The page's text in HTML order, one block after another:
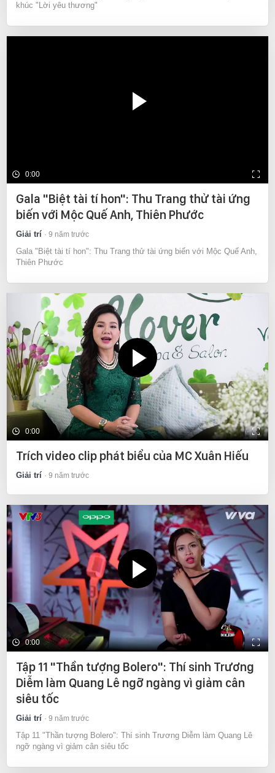
khúc "Lời yêu thương"
0:00
Gala "Biệt tài tí hon": Thu Trang thử tài ứng
biến với Mộc Quế Anh, Thiên Phước
Giải trí 9 năm trước
Gala "Biệt tài tí hon": Thu Trang thử tài ứng biến với Mộc Quế Anh,
Thiên Phước
0:00
Trích video clip phát biểu của MC Xuân Hiếu
Giải trí 9 năm trước
0:00
Tập 11 "Thần tượng Bolero": Thí sinh Trương
Diễm làm Quang Lê ngỡ ngàng vì giảm cân
siêu tốc
Giải trí 9 năm trước
Tập 11 "Thần tượng Bolero": Thí sinh Trương Diễm làm Quang Lê
ngỡ ngàng vì giảm cân siêu tốc